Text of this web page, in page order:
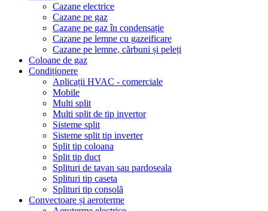
Cazane electrice
Cazane pe gaz
Cazane pe gaz în condensație
Cazane pe lemne cu gazeificare
Cazane pe lemne, cărbuni și peleți
Coloane de gaz
Condiționere
Aplicații HVAC - comerciale
Mobile
Multi split
Multi split de tip invertor
Sisteme split
Sisteme split tip inverter
Split tip coloana
Split tip duct
Splituri de tavan sau pardoseala
Splituri tip caseta
Splituri tip consolă
Convectoare și aeroterme